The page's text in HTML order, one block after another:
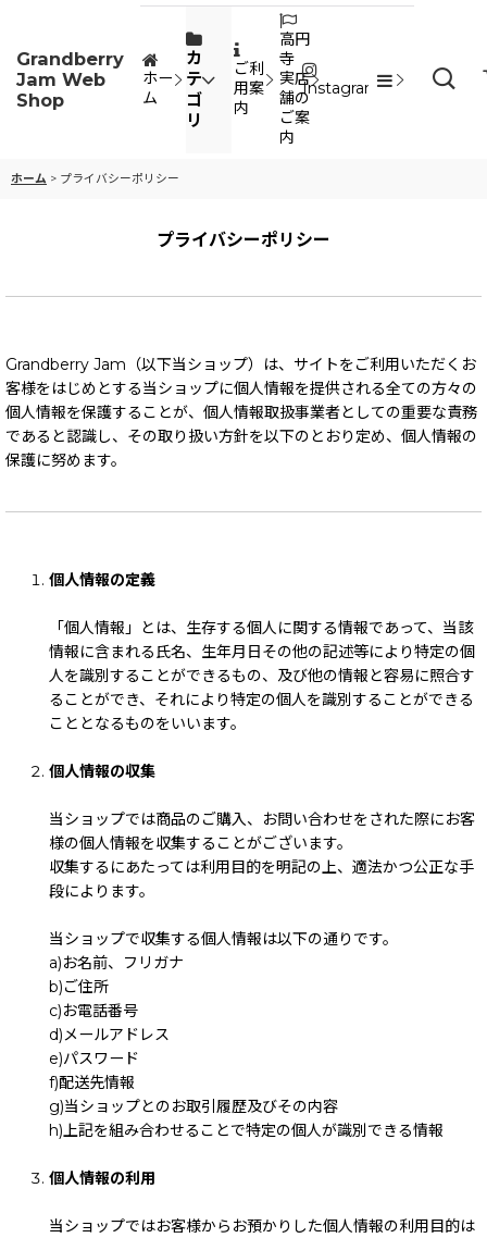
Grandberry
Jam Web
Shop
ホー
ム
カ
テ
ゴ
リ
ご利
用案
内
高円
寺
実店
舗の
ご案
内
Instagram
ホーム > プライバシーポリシー
プライバシーポリシー
Grandberry Jam（以下当ショップ）は、サイトをご利用いただくお
客様をはじめとする当ショップに個人情報を提供される全ての方々の
個人情報を保護することが、個人情報取扱事業者としての重要な責務
であると認識し、その取り扱い方針を以下のとおり定め、個人情報の
保護に努めます。
個人情報の定義
「個人情報」とは、生存する個人に関する情報であって、当該
情報に含まれる氏名、生年月日その他の記述等により特定の個
人を識別することができるもの、及び他の情報と容易に照合す
ることができ、それにより特定の個人を識別することができる
こととなるものをいいます。
個人情報の収集
当ショップでは商品のご購入、お問い合わせをされた際にお客
様の個人情報を収集することがございます。
収集するにあたっては利用目的を明記の上、適法かつ公正な手
段によります。
当ショップで収集する個人情報は以下の通りです。
a)お名前、フリガナ
b)ご住所
c)お電話番号
d)メールアドレス
e)パスワード
f)配送先情報
g)当ショップとのお取引履歴及びその内容
h)上記を組み合わせることで特定の個人が識別できる情報
個人情報の利用
当ショップではお客様からお預かりした個人情報の利用目的は